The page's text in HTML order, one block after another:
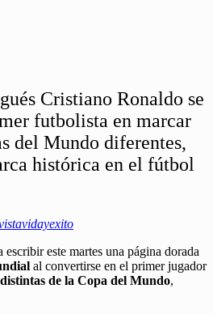
Cristiano Ronaldo se
futbolista en marcar
del Mundo diferentes,
histórica en el fútbol
escribir este martes una página dorada
al convertirse en el primer jugador
distintas de la Copa del Mundo,